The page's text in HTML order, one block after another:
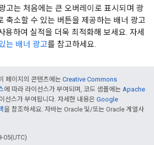
고는 처음에는 큰 오버레이로 표시되며 광
축소할 수 있는 버튼을 제공하는 배너 광고
용하여 실적을 더욱 최적화해 보세요. 자세
는 배너 광고를 참고하세요.
페이지의 콘텐츠에는 Creative Commons
에 따라 라이선스가 부여되며, 코드 샘플에는 Apache
선스가 부여됩니다. 자세한 내용은 Google
을 참조하세요. 자바는 Oracle 및/또는 Oracle 계열사
05(UTC)